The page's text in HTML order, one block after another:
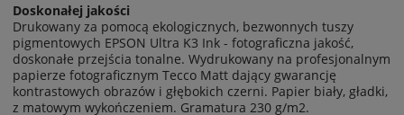
Doskonałej jakości
Drukowany za pomocą ekologicznych, bezwonnych tuszy
pigmentowych EPSON Ultra K3 Ink - fotograficzna jakość,
doskonałe przejścia tonalne. Wydrukowany na profesjonalnym
papierze fotograficznym Tecco Matt dający gwarancję
kontrastowych obrazów i głębokich czerni. Papier biały, gładki,
z matowym wykończeniem. Gramatura 230 g/m2.